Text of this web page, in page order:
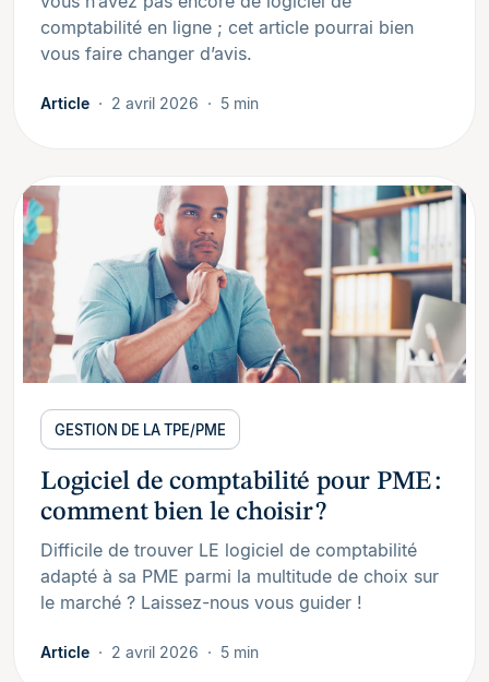
comptabilité en ligne ; cet article pourrai bien
vous faire changer d’avis.
Article 2 avril 2026 5 min
GESTION DE LA TPE/PME
Logiciel de comptabilité pour PME :
comment bien le choisir ?
Difficile de trouver LE logiciel de comptabilité
adapté à sa PME parmi la multitude de choix sur
le marché ? Laissez-nous vous guider !
Article 2 avril 2026 5 min